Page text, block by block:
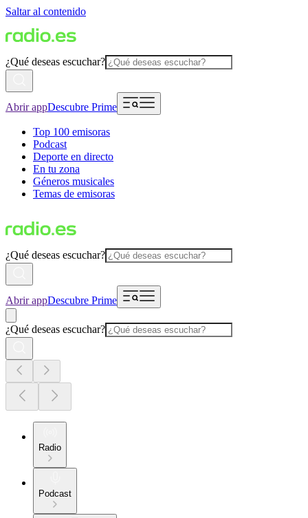
Saltar al contenido
¿Qué deseas escuchar?
Abrir appDescubre Prime
Top 100 emisoras
Podcast
Deporte en directo
En tu zona
Géneros musicales
Temas de emisoras
¿Qué deseas escuchar?
Abrir appDescubre Prime
¿Qué deseas escuchar?
Radio
Podcast